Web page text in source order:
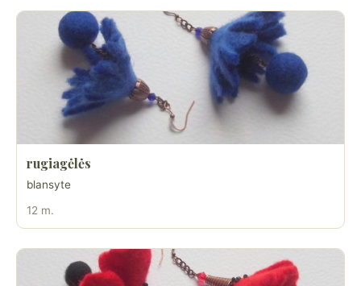
rugiagėlės
blansyte
12 m.